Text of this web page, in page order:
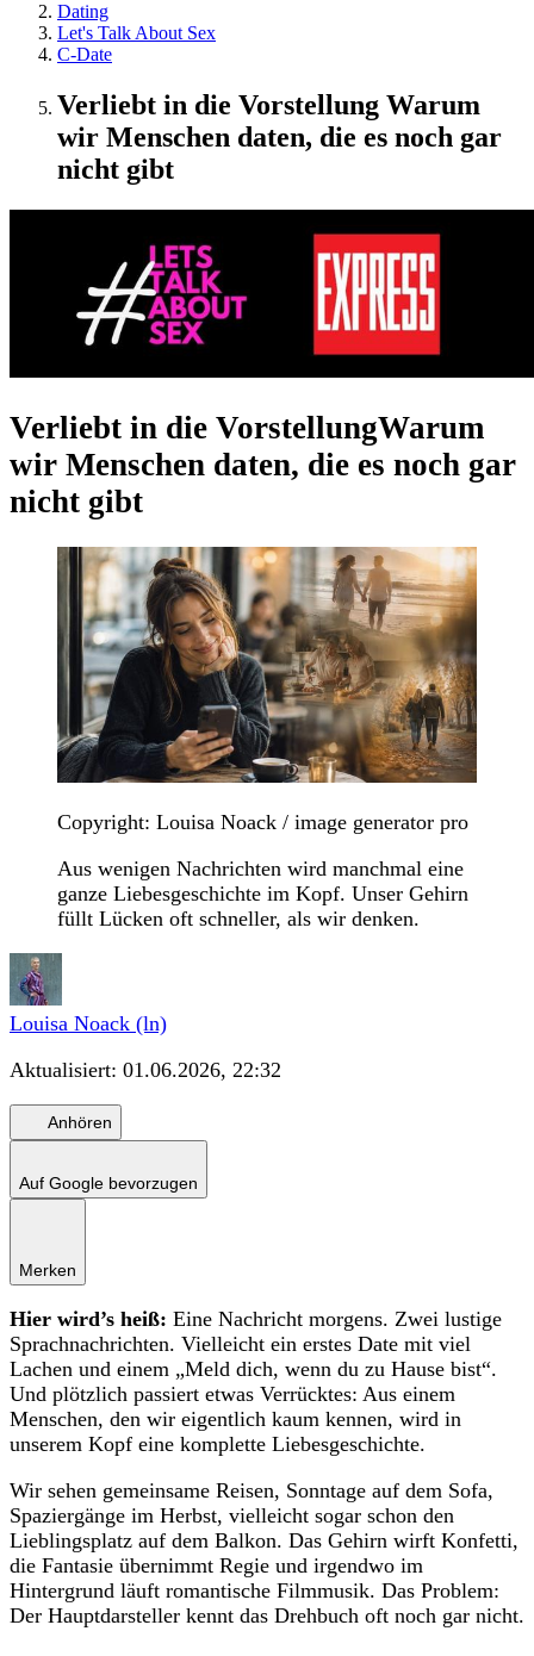
Dating
Let's Talk About Sex
C-Date
Verliebt in die Vorstellung Warum
wir Menschen daten, die es noch gar
nicht gibt
Verliebt in die VorstellungWarum
wir Menschen daten, die es noch gar
nicht gibt
Copyright: Louisa Noack / image generator pro
Aus wenigen Nachrichten wird manchmal eine
ganze Liebesgeschichte im Kopf. Unser Gehirn
füllt Lücken oft schneller, als wir denken.
Louisa Noack (ln)
Aktualisiert: 01.06.2026, 22:32
Anhören
Auf Google bevorzugen
Merken
Hier wird’s heiß: Eine Nachricht morgens. Zwei lustige
Sprachnachrichten. Vielleicht ein erstes Date mit viel
Lachen und einem „Meld dich, wenn du zu Hause bist“.
Und plötzlich passiert etwas Verrücktes: Aus einem
Menschen, den wir eigentlich kaum kennen, wird in
unserem Kopf eine komplette Liebesgeschichte.
Wir sehen gemeinsame Reisen, Sonntage auf dem Sofa,
Spaziergänge im Herbst, vielleicht sogar schon den
Lieblingsplatz auf dem Balkon. Das Gehirn wirft Konfetti,
die Fantasie übernimmt Regie und irgendwo im
Hintergrund läuft romantische Filmmusik. Das Problem:
Der Hauptdarsteller kennt das Drehbuch oft noch gar nicht.